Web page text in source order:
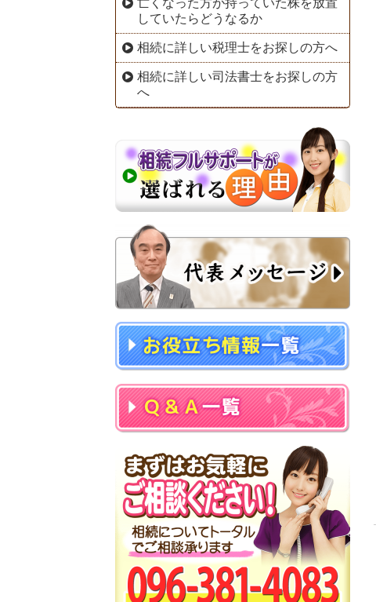
亡くなった方が持っていた株を放置
していたらどうなるか
相続に詳しい税理士をお探しの方へ
相続に詳しい司法書士をお探しの方
へ